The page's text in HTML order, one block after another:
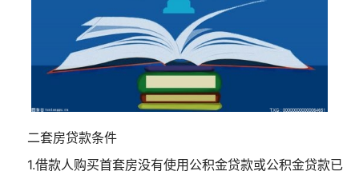
二套房贷款条件
1.借款人购买首套房没有使用公积金贷款或公积金贷款已